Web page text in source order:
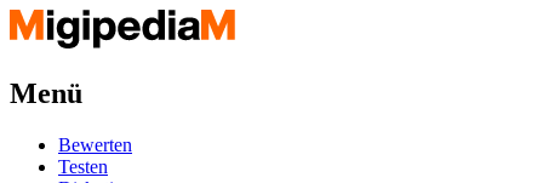
Menü
Bewerten
Testen